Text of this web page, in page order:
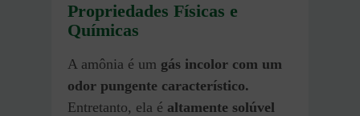
Propriedades Físicas e
Químicas
A amônia é um gás incolor com um
odor pungente característico.
Entretanto, ela é altamente solúvel